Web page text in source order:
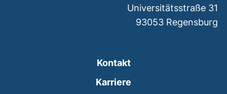
Kontakt
Karriere
Universitätsstraße 31
93053 Regensburg